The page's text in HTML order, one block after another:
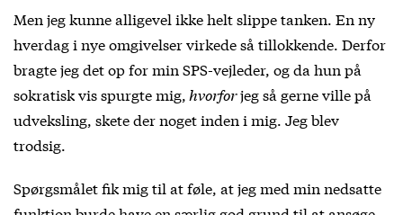
Men jeg kunne alligevel ikke helt slippe tanken. En ny
hverdag i nye omgivelser virkede så tillokkende. Derfor
bragte jeg det op for min SPS-vejleder, og da hun på
sokratisk vis spurgte mig, hvorforjeg så gerne ville på
udveksling, skete der noget inden i mig. Jeg blev
trodsig.
Spørgsmålet fik mig til at føle, at jeg med min nedsatte